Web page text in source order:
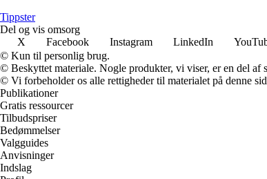
Tippster
Del og vis omsorg
X
Facebook Instagram LinkedIn
© Kun til personlig brug.
© Beskyttet materiale. Nogle produkter, vi viser, er en del af
© Vi forbeholder os alle rettigheder til materialet på denne
Publikationer
Gratis ressourcer
Tilbudspriser
Bedømmelser
Valgguides
Anvisninger
Indslag